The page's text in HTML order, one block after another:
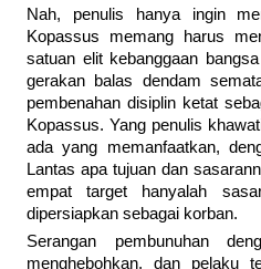
Nah, penulis hanya ingin
Kopassus memang harus
satuan elit kebanggaan
gerakan balas dendam
pembenahan disiplin ketat
Kopassus. Yang penulis
ada yang memanfaatkan,
Lantas apa tujuan dan
empat target hanyalah
dipersiapkan sebagai korban.
Serangan pembunuhan
menghebohkan, dan pelaku